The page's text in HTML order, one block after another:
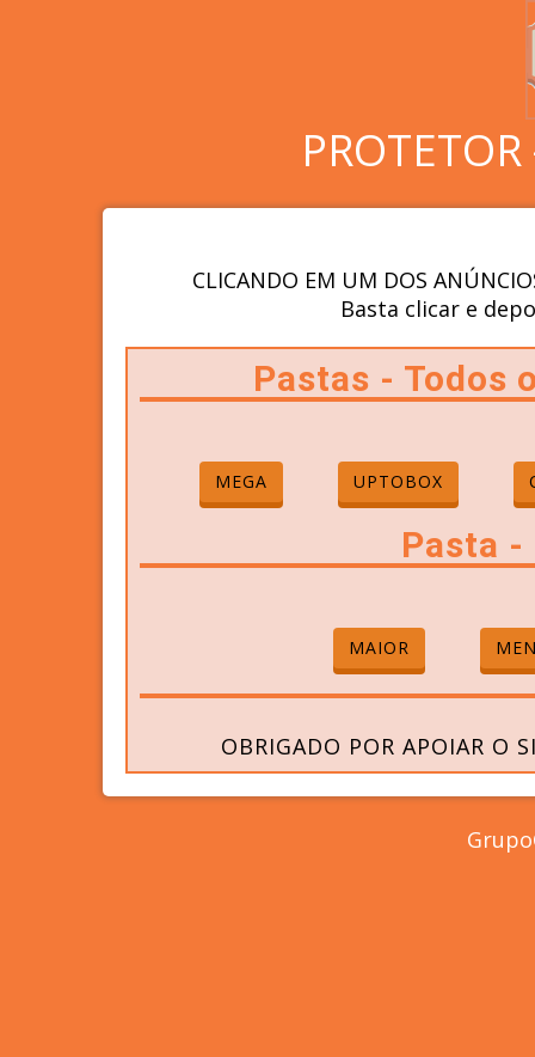
CLICANDO EM UM DOS
Basta clicar e
Pastas - Todos
MEGA UPTOBOX
Pasta -
MAIOR
OBRIGADO POR APOIAR O